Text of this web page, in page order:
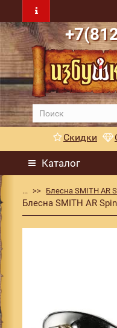
Скидки
Каталог
... Блесна SMITH AR
Блесна SMITH AR